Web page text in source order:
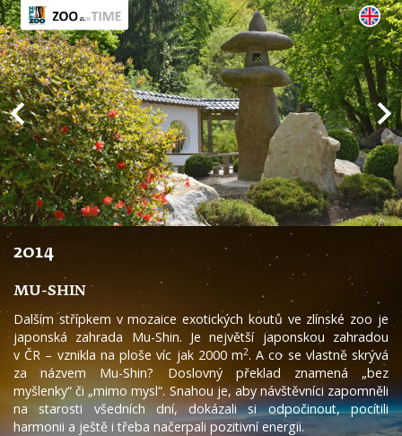
2014
MU-SHIN
Dalším střípkem v mozaice exotických koutů ve zlínské zoo je
japonská zahrada Mu-Shin. Je největší japonskou zahradou
v ČR – vznikla na ploše víc jak 2000 m2. A co se vlastně skrývá
za názvem Mu-Shin? Doslovný překlad znamená „bez
myšlenky“ či „mimo mysl“. Snahou je, aby návštěvníci zapomněli
na starosti všedních dní, dokázali si odpočinout, pocítili
harmonii a ještě i třeba načerpali pozitivní energii.